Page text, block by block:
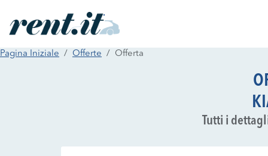
Pagina Iniziale Offerte Offerta
Tutti i